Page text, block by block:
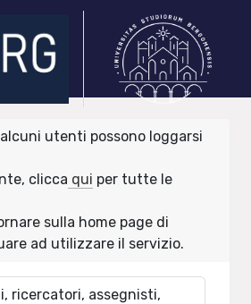
utenti possono loggarsi
clicca qui per tutte le
sulla home page di
ad utilizzare il servizio.
ricercatori, assegnisti,